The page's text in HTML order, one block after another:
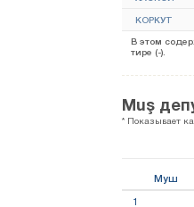
КОРКУТ
В этом
тире (-).
Muş
* Показывает
Муш
1